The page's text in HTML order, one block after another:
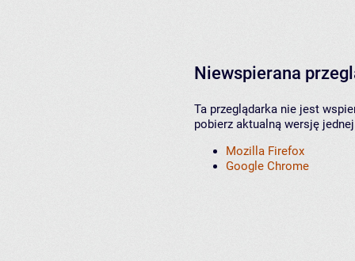
Niewspierana
Ta przeglądarka nie jest
pobierz aktualną wersję
Mozilla Firefox
Google Chrome